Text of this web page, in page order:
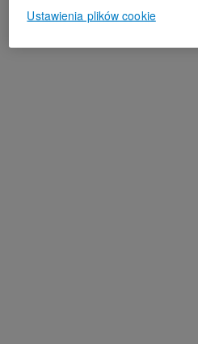
Ustawienia plików cookie